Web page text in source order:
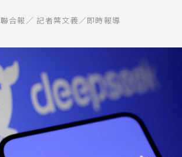
聯合報／ 記者葉文義／即時報導